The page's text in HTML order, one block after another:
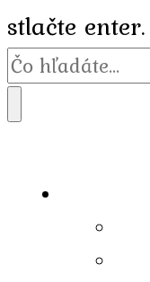
stlačte enter.